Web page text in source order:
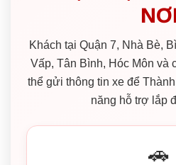
Khách tại Quận 7, Nhà Bè,
Vấp, Tân Bình, Hóc Môn và
thể gửi thông tin xe để
năng hỗ trợ lắp
🚗